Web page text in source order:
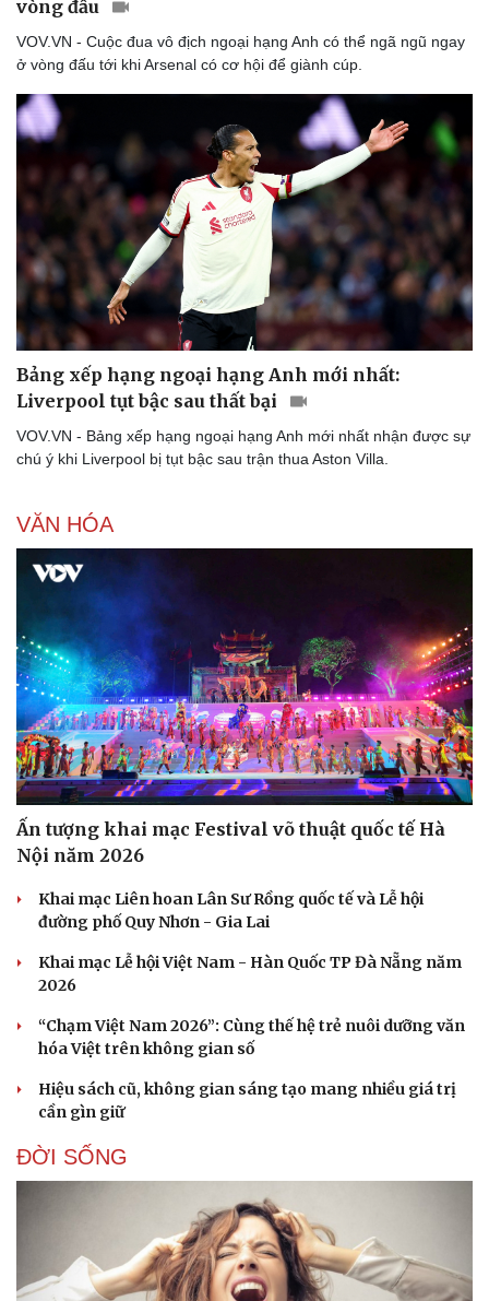
Doanh nghiệp
Thông tin doanh nghiệp
Doanh nhân
Vì cộng đồng
Công nghệ
Sành điệu
Trải nghiệm
Chuyển đổi số
vòng đấu
VOV.VN - Cuộc đua vô địch ngoại hạng Anh có thể ngã ngũ ngay
ở vòng đấu tới khi Arsenal có cơ hội để giành cúp.
Bảng xếp hạng ngoại hạng Anh mới nhất:
Liverpool tụt bậc sau thất bại
VOV.VN - Bảng xếp hạng ngoại hạng Anh mới nhất nhận được sự
chú ý khi Liverpool bị tụt bậc sau trận thua Aston Villa.
VĂN HÓA
Ấn tượng khai mạc Festival võ thuật quốc tế Hà
Nội năm 2026
Khai mạc Liên hoan Lân Sư Rồng quốc tế và Lễ hội
đường phố Quy Nhơn - Gia Lai
Khai mạc Lễ hội Việt Nam - Hàn Quốc TP Đà Nẵng năm
2026
“Chạm Việt Nam 2026”: Cùng thế hệ trẻ nuôi dưỡng văn
hóa Việt trên không gian số
Hiệu sách cũ, không gian sáng tạo mang nhiều giá trị
cần gìn giữ
ĐỜI SỐNG